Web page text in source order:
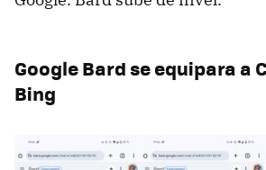
Google Bard se equipara a
Bing